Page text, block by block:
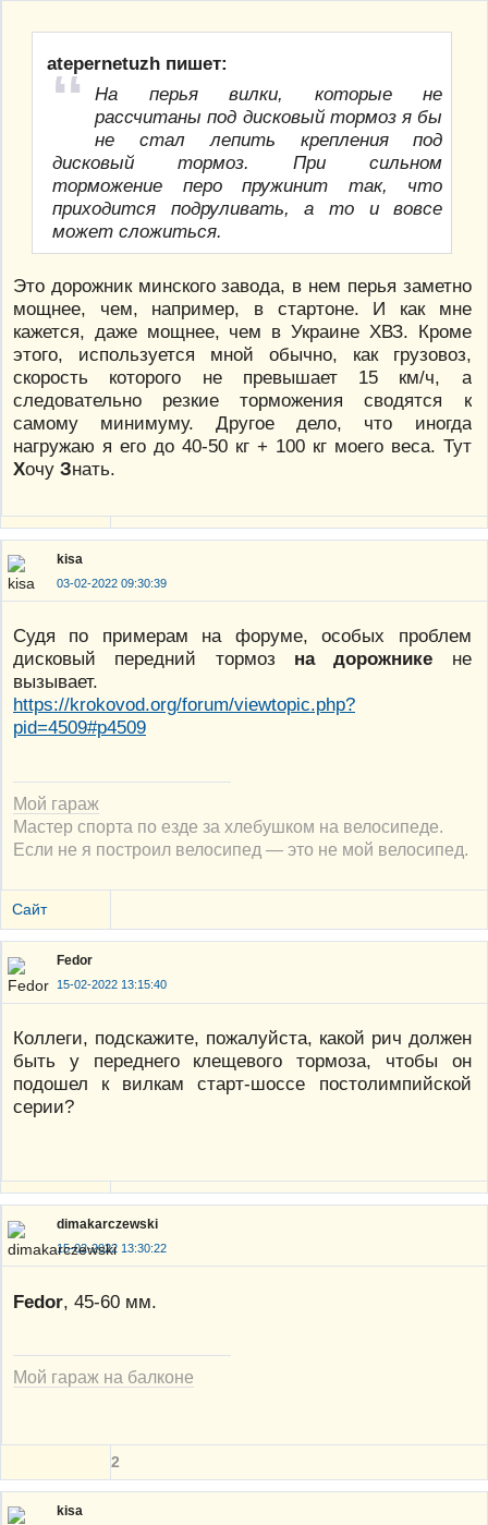
atepernetuzh пишет:
На перья вилки, которые не
рассчитаны под дисковый тормоз я бы
не стал лепить крепления под
дисковый тормоз. При сильном
торможение перо пружинит так, что
приходится подруливать, а то и вовсе
может сложиться.
Это дорожник минского завода, в нем перья заметно
мощнее, чем, например, в стартоне. И как мне
кажется, даже мощнее, чем в Украине ХВЗ. Кроме
этого, используется мной обычно, как грузовоз,
скорость которого не превышает 15 км/ч, а
следовательно резкие торможения сводятся к
самому минимуму. Другое дело, что иногда
нагружаю я его до 40-50 кг + 100 кг моего веса. Тут
Хочу Знать.
kisa
03-02-2022 09:30:39
Судя по примерам на форуме, особых проблем
дисковый передний тормоз на дорожнике не
вызывает.
https://krokovod.org/forum/viewtopic.php?
pid=4509#p4509
Мой гараж
Мастер спорта по езде за хлебушком на велосипеде.
Если не я построил велосипед — это не мой велосипед.
Сайт
Fedor
15-02-2022 13:15:40
Коллеги, подскажите, пожалуйста, какой рич должен
быть у переднего клещевого тормоза, чтобы он
подошел к вилкам старт-шоссе постолимпийской
серии?
dimakarczewski
15-02-2022 13:30:22
Fedor, 45-60 мм.
Мой гараж на балконе
2
kisa